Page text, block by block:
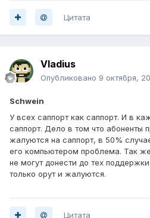
Цитата
Vladius
Опубликовано 9 октября,
Schwein
У всех саппорт как саппорт. И в
саппорт. Дело в том что абоненты
жалуются на саппорт, в 50%
его компьютером проблема. Так
не могут донести до тех
только орут и жалуются.
Цитата